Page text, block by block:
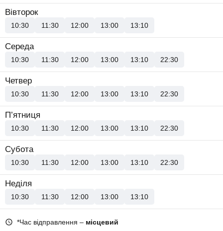
Вівторок
10:30 11:30 12:00 13:00 13:10
Середа
10:30 11:30 12:00 13:00 13:10 22:30
Четвер
10:30 11:30 12:00 13:00 13:10 22:30
П’ятниця
10:30 11:30 12:00 13:00 13:10 22:30
Субота
10:30 11:30 12:00 13:00 13:10 22:30
Неділя
10:30 11:30 12:00 13:00 13:10
*Час відправлення – місцевий